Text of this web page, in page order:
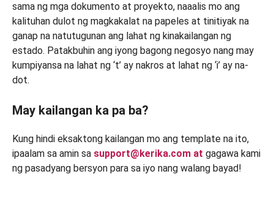
sama ng mga dokumento at proyekto, naaalis mo ang
kalituhan dulot ng magkakalat na papeles at tinitiyak na
ganap na natutugunan ang lahat ng kinakailangan ng
estado. Patakbuhin ang iyong bagong negosyo nang may
kumpiyansa na lahat ng ‘t’ ay nakros at lahat ng ‘i’ ay na-
dot.
May kailangan ka pa ba?
Kung hindi eksaktong kailangan mo ang template na ito,
ipaalam sa amin sa support@kerika.com at gagawa kami
ng pasadyang bersyon para sa iyo nang walang bayad!